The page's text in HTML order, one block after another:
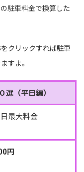
駐車料金で換算した
クリックすれば駐車
すよ。
（平日編）
最大料金
円